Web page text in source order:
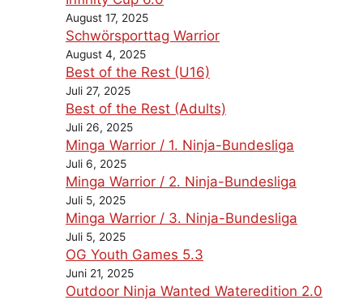
August 17, 2025
Schwörsporttag Warrior
August 4, 2025
Best of the Rest (U16)
Juli 27, 2025
Best of the Rest (Adults)
Juli 26, 2025
Minga Warrior / 1. Ninja-Bundesliga
Juli 6, 2025
Minga Warrior / 2. Ninja-Bundesliga
Juli 5, 2025
Minga Warrior / 3. Ninja-Bundesliga
Juli 5, 2025
OG Youth Games 5.3
Juni 21, 2025
Outdoor Ninja Wanted Wateredition 2.0